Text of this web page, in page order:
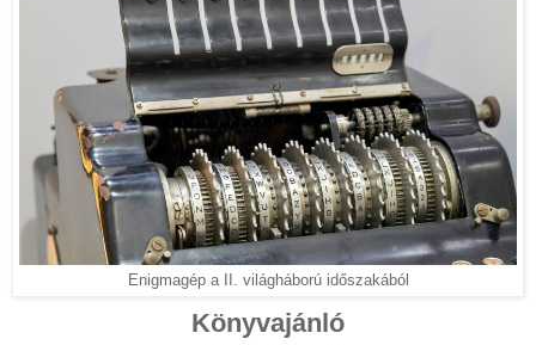
Enigmagép a II. világháború időszakából
Könyvajánló